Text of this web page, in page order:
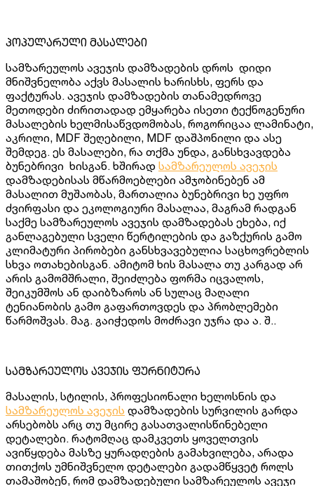
პოპულარული მასალები
სამზარეულოს ავეჯის დამზადების დროს დიდი
მნიშვნელობა აქვს მასალის ხარისხს, ფერს და
ფაქტურას. ავეჯის დამზადების თანამედროვე
მეთოდები ძირითადად ემყარება ისეთი ტექნოგენური
მასალების ხელმისაწვდომობას, როგორიცაა ლამინატი,
აკრილი, MDF შეღებილი, MDF დაშპონილი და ასე
შემდეგ. ეს მასალები, რა თქმა უნდა, განსხვავდება
ბუნებრივი ხისგან. ხშირად სამზარეულოს ავეჯის
დამზადებისას მწარმოებლები ამჯობინებენ ამ
მასალით მუშაობას, მართალია ბუნებრივი ხე უფრო
ძვირფასი და ეკოლოგიური მასალაა, მაგრამ რადგან
საქმე სამზარეულოს ავეჯის დამზადებას ეხება, იქ
განლაგებული სველი წერტილების და გაზქურის გამო
კლიმატური პირობები განსხვავებულია საცხოვრებლის
სხვა ოთახებისგან. ამიტომ ხის მასალა თუ კარგად არ
არის გამომშრალი, შეიძლება ფორმა იცვალოს,
შეიკუმშოს ან დაიბზაროს ან სულაც მაღალი
ტენიანობის გამო გაფართოვდეს და პრობლემები
წარმოშვას. მაგ. გაიჭედოს მოძრავი უჯრა და ა. შ..
სამზარეულოს ავეჯის ფურნიტურა
მასალის, სტილის, პროფესიონალი ხელოსნის და
სამზარეულოს ავეჯის დამზადების სურვილის გარდა
არსებობს არც თუ მცირე გასათვალისწინებელი
დეტალები. რატომღაც დამკვეთს ყოველთვის
ავიწყდება მასზე ყურადღების გამახვილება, არადა
თითქოს უმნიშვნელო დეტალები გადამწყვეტ როლს
თამაშობენ, რომ დამზადებული სამზარეულოს ავეჯი